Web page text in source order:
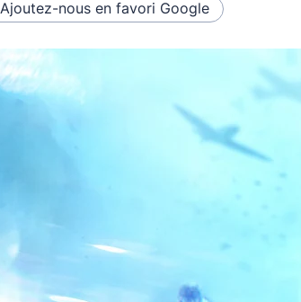
Ajoutez-nous en favori Google